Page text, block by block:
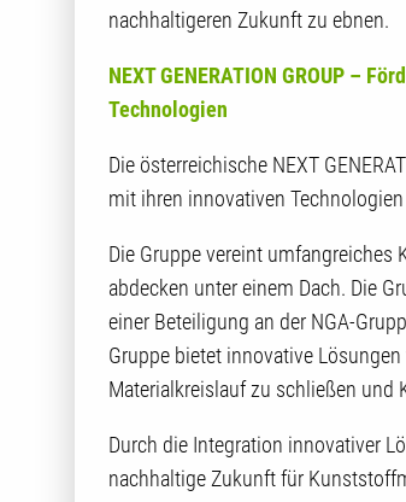
nachhaltigeren Zukunft zu ebnen.
NEXT GENERATION GROUP –
Technologien
Die österreichische NEXT
mit ihren innovativen
Die Gruppe vereint
abdecken unter einem Dach. Die
einer Beteiligung an der NGA-
Gruppe bietet innovative
Materialkreislauf zu schließen und
Durch die Integration innovativer
nachhaltige Zukunft für